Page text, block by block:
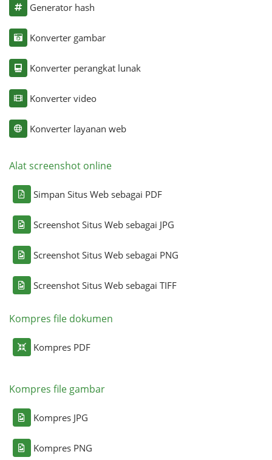
Generator hash
Konverter gambar
Konverter perangkat lunak
Konverter video
Konverter layanan web
Alat screenshot online
Simpan Situs Web sebagai PDF
Screenshot Situs Web sebagai JPG
Screenshot Situs Web sebagai PNG
Screenshot Situs Web sebagai TIFF
Kompres file dokumen
Kompres PDF
Kompres file gambar
Kompres JPG
Kompres PNG